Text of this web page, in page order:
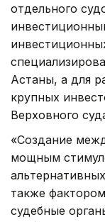
отдельного
Астаны, а для
крупных
Верховного
«Создание
мощным
также
судебные